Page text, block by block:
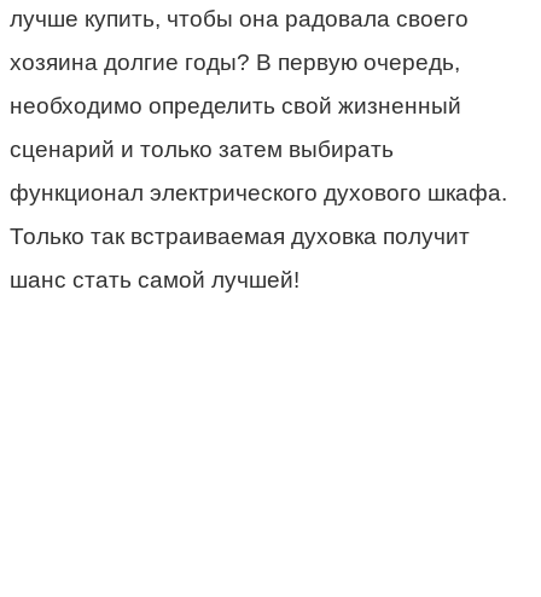
лучше купить, чтобы она радовала своего
хозяина долгие годы? В первую очередь,
необходимо определить свой жизненный
сценарий и только затем выбирать
функционал электрического духового шкафа.
Только так встраиваемая духовка получит
шанс стать самой лучшей!